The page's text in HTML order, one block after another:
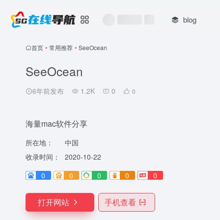
blog
首页 • 常用推荐 • SeeOcean
SeeOcean
6年前发布 1.2K 0 0
海量mac软件分享
所在地：
中国
收录时间：
2020-10-22
0
0 0 0 0
打开网站 手机查看